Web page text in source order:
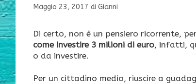
Maggio 23, 2017 di Gianni
Di certo, non è un pensiero ricorrente,
come investire 3 milioni di euro, infatti,
o da investire.
Per un cittadino medio, riuscire a